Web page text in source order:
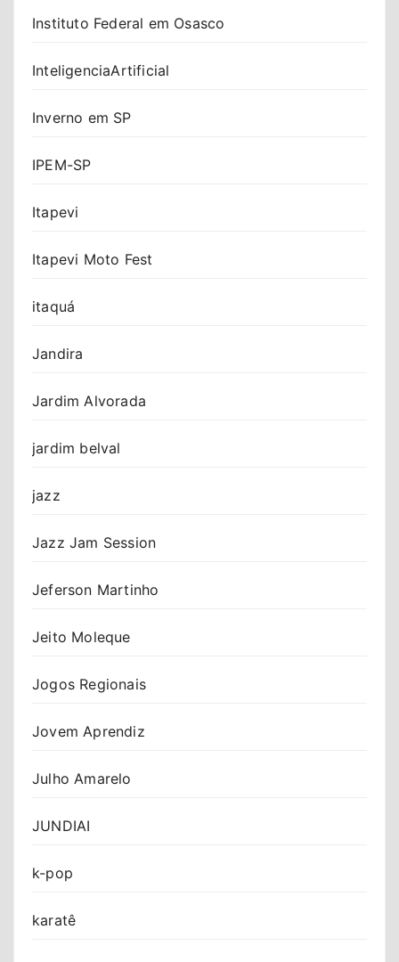
Instituto Federal em Osasco
InteligenciaArtificial
Inverno em SP
IPEM-SP
Itapevi
Itapevi Moto Fest
itaquá
Jandira
Jardim Alvorada
jardim belval
jazz
Jazz Jam Session
Jeferson Martinho
Jeito Moleque
Jogos Regionais
Jovem Aprendiz
Julho Amarelo
JUNDIAI
k-pop
karatê